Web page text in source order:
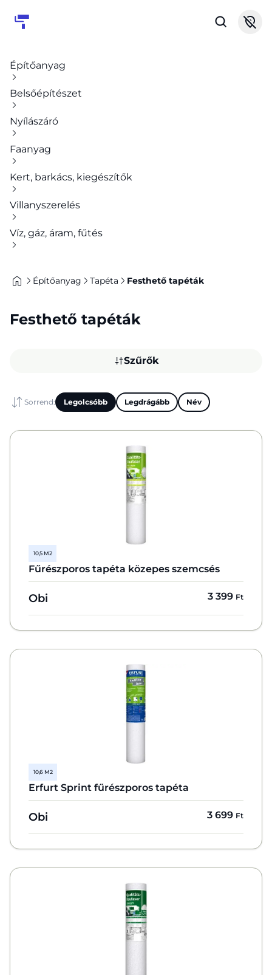
Építőanyag
Belsőépítészet
Nyílászáró
Faanyag
Kert, barkács, kiegészítők
Villanyszerelés
Víz, gáz, áram, fűtés
Építőanyag Tapéta Festhető tapéták
Festhető tapéták
Szűrők
Sorrend: Legolcsóbb Legdrágább Név
10,5 M2
Fűrészporos tapéta közepes szemcsés
Obi 3 399 Ft
10,6 M2
Erfurt Sprint fűrészporos tapéta
Obi 3 699 Ft